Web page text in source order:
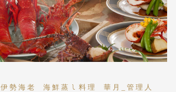
伊勢海老 海鮮蒸し料理 華月_管理人